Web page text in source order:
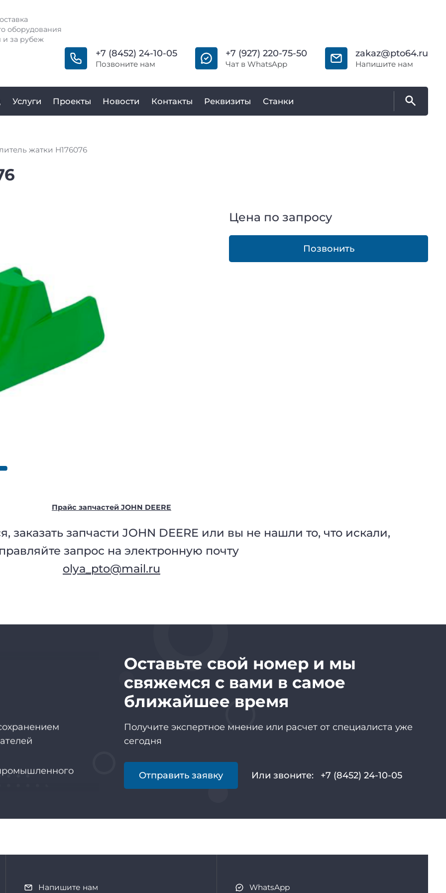
оборудования
и за рубеж
+7 (8452) 24-10-05
Позвоните нам
+7 (927) 220-75-50
Чат в WhatsApp
zakaz@pto64.ru
Напишите нам
Услуги Проекты Новости Контакты Реквизиты Станки
жатки H176076
Цена по запросу
Позвонить
Прайс запчастей JOHN DEERE
заказать запчасти JOHN DEERE или вы не нашли то, что искали,
запрос на электронную почту
olya_pto@mail.ru
Оставьте свой номер и мы
свяжемся с вами в самое
ближайшее время
Получите экспертное мнение или расчет от специалиста уже
сегодня
Отправить заявку Или звоните: +7 (8452) 24-10-05
Напишите нам WhatsApp